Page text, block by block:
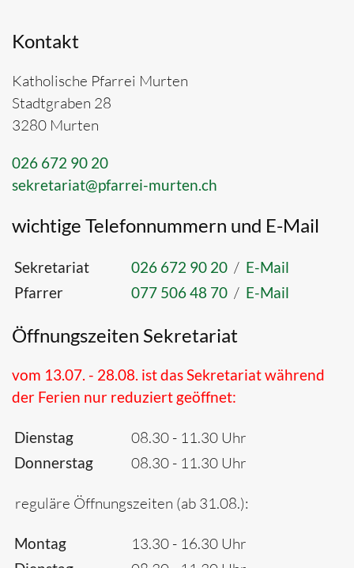
Kontakt
Katholische Pfarrei Murten
Stadtgraben 28
3280 Murten
026 672 90 20
sekretariat@pfarrei-murten.ch
wichtige Telefonnummern und E-Mail
Sekretariat 026 672 90 20 / E-Mail
Pfarrer
077 506 48 70 / E-Mail
Öffnungszeiten Sekretariat
vom 13.07. - 28.08. ist das Sekretariat während
der Ferien nur reduziert geöffnet:
Dienstag 08.30 - 11.30 Uhr
Donnerstag 08.30 - 11.30 Uhr
reguläre Öffnungszeiten (ab 31.08.):
Montag 13.30 - 16.30 Uhr